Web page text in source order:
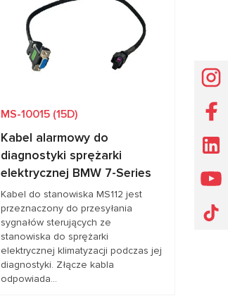
Pokrycie pojazdów
HYUNDAI, KIA,
MS-10015 (15D)
Kabel alarmowy do
diagnostyki sprężarki
elektrycznej BMW 7-Series
Kabel do stanowiska MS112 jest
przeznaczony do przesyłania
sygnałów sterujących ze
stanowiska do sprężarki
elektrycznej klimatyzacji podczas jej
diagnostyki. Złącze kabla
odpowiada...